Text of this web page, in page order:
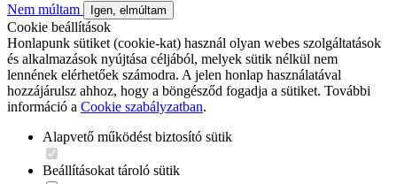
Nem múltam Igen, elmúltam
Cookie beállítások
Honlapunk sütiket (cookie-kat) használ olyan webes szolgáltatások
és alkalmazások nyújtása céljából, melyek sütik nélkül nem
lennének elérhetőek számodra. A jelen honlap használatával
hozzájárulsz ahhoz, hogy a böngésződ fogadja a sütiket. További
információ a Cookie szabályzatban.
Alapvető működést biztosító sütik
Beállításokat tároló sütik